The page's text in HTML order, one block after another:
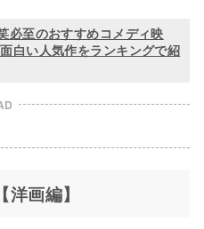
必至のおすすめコメディ映
白い人気作をランキングで紹
画編】